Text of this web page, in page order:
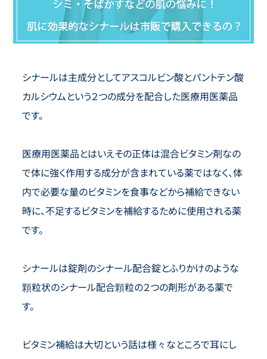
シナールは主成分としてアスコルビン酸とパントテン酸
カルシウムという２つの成分を配合した医療用医薬品
です。
医療用医薬品とはいえその正体は混合ビタミン剤なの
で体に強く作用する成分が含まれている薬ではなく、体
内で必要な量のビタミンを食事などから補給できない
時に、不足するビタミンを補給するために使用される薬
です。
シナールは錠剤のシナール配合錠とふりかけのような
顆粒状のシナール配合顆粒の２つの剤形がある薬で
す。
ビタミン補給は大切という話は様々なところで耳にし